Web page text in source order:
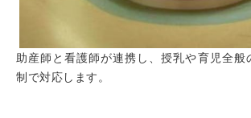
助産師と看護師が連携し、授乳や育児全般
制で対応します。